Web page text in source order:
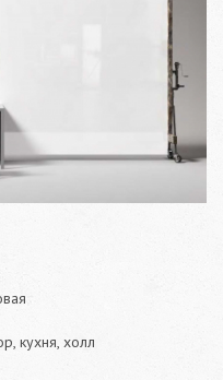
кухня, холл